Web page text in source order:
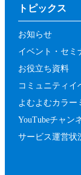
トピックス
お知らせ
イベント・セミ
お役立ち資料
コミュニティイ
よむよむカラー
YouTubeチャン
サービス運営状